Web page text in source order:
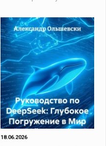
18.06.2026